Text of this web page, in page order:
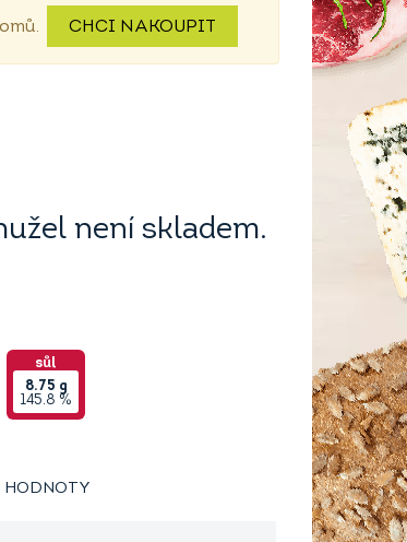
CHCI NAKOUPIT
není skladem.
sůl
8.75 g
145.8 %